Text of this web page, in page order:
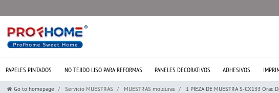
PAPELES PINTADOS NO TEJIDO LISO PARA REFORMAS PANELES DECORATIVOS ADHESIVOS
Go to homepage Servicio MUESTRAS MUESTRAS molduras 1 PIEZA DE MUESTRA S-CX133